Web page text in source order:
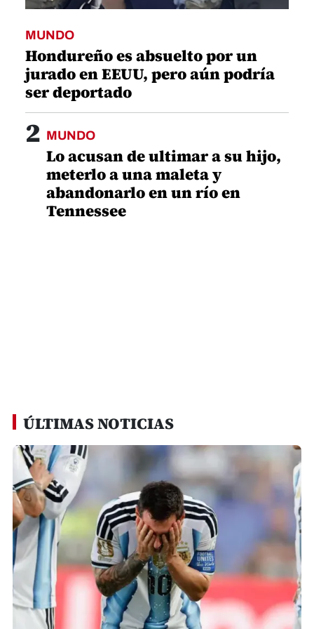
MUNDO
Hondureño es absuelto por un
jurado en EEUU, pero aún podría
ser deportado
2 MUNDO
Lo acusan de ultimar a su hijo,
meterlo a una maleta y
abandonarlo en un río en
Tennessee
ÚLTIMAS NOTICIAS